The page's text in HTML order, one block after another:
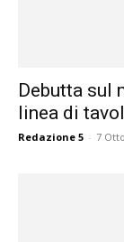
Debutta sul
linea di
Redazione 5 - 7